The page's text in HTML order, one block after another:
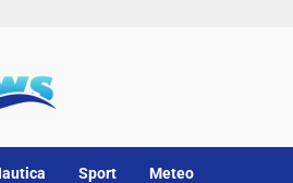
Sport Meteo